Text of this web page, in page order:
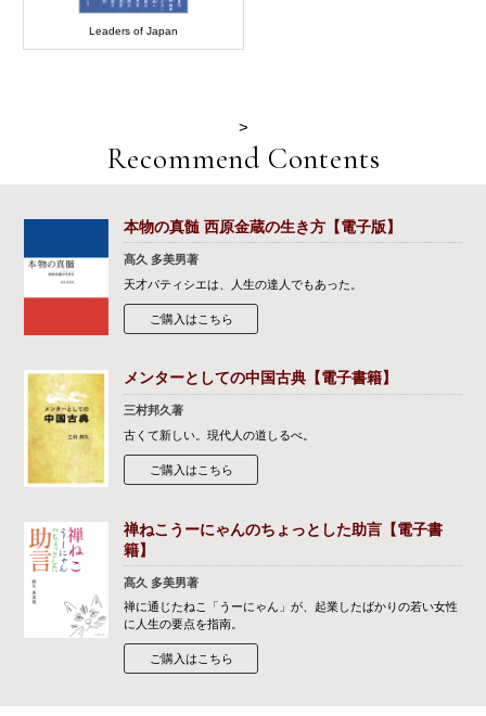
Leaders of Japan
>
Recommend Contents
本物の真髄 西原金蔵の生き方【電子版】
髙久 多美男著
天才パティシエは、人生の達人でもあった。
ご購入はこちら
メンターとしての中国古典【電子書籍】
三村邦久著
古くて新しい。現代人の道しるべ。
ご購入はこちら
禅ねこうーにゃんのちょっとした助言【電子書
籍】
髙久 多美男著
禅に通じたねこ「うーにゃん」が、起業したばかりの若い女性
に人生の要点を指南。
ご購入はこちら